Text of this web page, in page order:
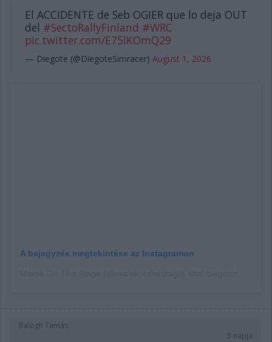
El ACCIDENTE de Seb OGIER que lo deja OUT
del #SectoRallyFinland #WRC
pic.twitter.com/E75lKOmQ29
— Diegote (@DiegoteSimracer) August 1, 2026
A bejegyzés megtekintése az Instagramon
Balogh Tamás
5 napja